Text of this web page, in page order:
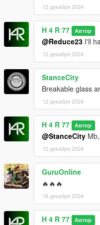
12 декабря 2024
H 4 R 77 Автор
@Reduce23 I'll
12 декабря 2024
StanceCity
Breakable glass
12 декабря 2024
H 4 R 77 Автор
@StanceCity
12 декабря 2024
GuruOnline
🔥🔥🔥
16 декабря 2024
H 4 R 77 Автор